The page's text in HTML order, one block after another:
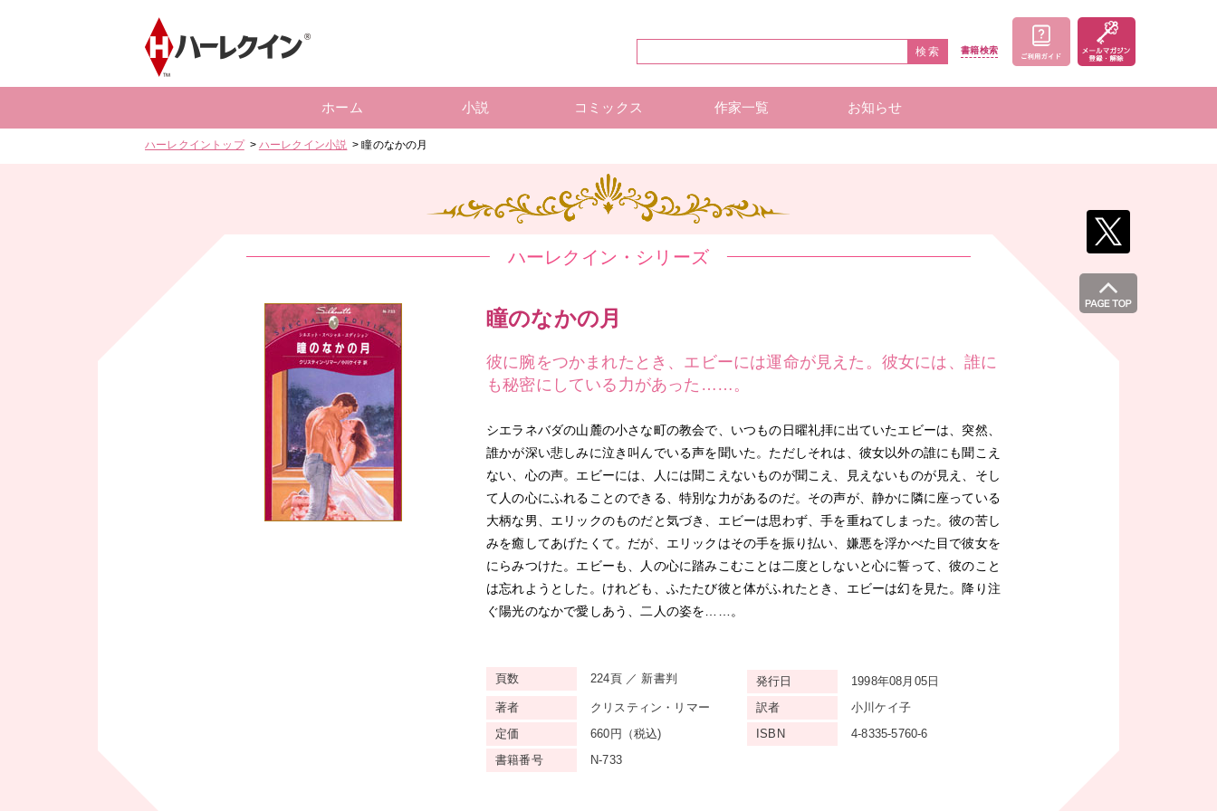
検索 書籍検索
ホーム 小説 コミックス 作家一覧 お知らせ
ハーレクイントップ ハーレクイン小説 瞳のなかの月
ハーレクイン・シリーズ
瞳のなかの月
彼に腕をつかまれたとき、エビーには運命が見えた。彼女には、誰に
も秘密にしている力があった……。
シエラネバダの山麓の小さな町の教会で、いつもの日曜礼拝に出ていたエビーは、突然、
誰かが深い悲しみに泣き叫んでいる声を聞いた。ただしそれは、彼女以外の誰にも聞こえ
ない、心の声。エビーには、人には聞こえないものが聞こえ、見えないものが見え、そし
て人の心にふれることのできる、特別な力があるのだ。その声が、静かに隣に座っている
大柄な男、エリックのものだと気づき、エビーは思わず、手を重ねてしまった。彼の苦し
みを癒してあげたくて。だが、エリックはその手を振り払い、嫌悪を浮かべた目で彼女を
にらみつけた。エビーも、人の心に踏みこむことは二度としないと心に誓って、彼のこと
は忘れようとした。けれども、ふたたび彼と体がふれたとき、エビーは幻を見た。降り注
ぐ陽光のなかで愛しあう、二人の姿を……。
頁数 224頁 ／ 新書判 発行日
1998年08月05日
著者
クリスティン・リマー 訳者
小川ケイ子
定価
660円（税込) ISBN
4-8335-5760-6
書籍番号
N-733